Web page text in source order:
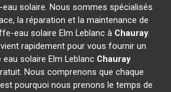
solaire. Nous sommes spécialisés
la réparation et la maintenance de
eau solaire Elm Leblanc à Chauray.
rapidement pour vous fournir un
solaire Elm Leblanc Chauray
Nous comprenons que chaque
pourquoi nous prenons le temps de